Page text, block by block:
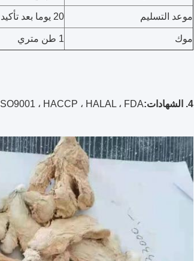
موعد التسليم 20 يوما بعد تأكيد طلبك
موك 1 طن متري
4. الشهادات: ISO9001 ، HACCP ، HALAL ، FDA ...